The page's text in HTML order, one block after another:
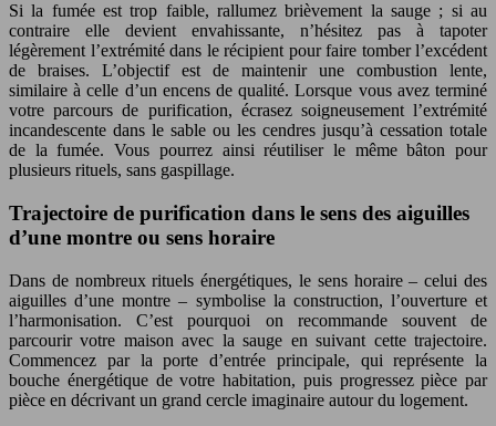
Si la fumée est trop faible, rallumez brièvement la sauge ; si au
contraire elle devient envahissante, n’hésitez pas à tapoter
légèrement l’extrémité dans le récipient pour faire tomber l’excédent
de braises. L’objectif est de maintenir une combustion lente,
similaire à celle d’un encens de qualité. Lorsque vous avez terminé
votre parcours de purification, écrasez soigneusement l’extrémité
incandescente dans le sable ou les cendres jusqu’à cessation totale
de la fumée. Vous pourrez ainsi réutiliser le même bâton pour
plusieurs rituels, sans gaspillage.
Trajectoire de purification dans le sens des aiguilles
d’une montre ou sens horaire
Dans de nombreux rituels énergétiques, le sens horaire – celui des
aiguilles d’une montre – symbolise la construction, l’ouverture et
l’harmonisation. C’est pourquoi on recommande souvent de
parcourir votre maison avec la sauge en suivant cette trajectoire.
Commencez par la porte d’entrée principale, qui représente la
bouche énergétique de votre habitation, puis progressez pièce par
pièce en décrivant un grand cercle imaginaire autour du logement.